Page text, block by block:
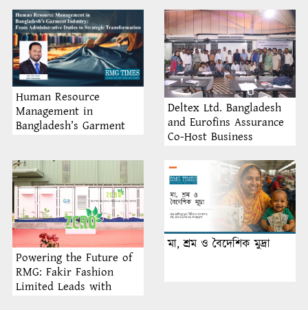
Human Resource
Management in
Bangladesh’s Garment
Strategic Transformation
Deltex Ltd. Bangladesh
and Eurofins Assurance
Co-Host Business
Powering the Future of
RMG: Fakir Fashion
Limited Leads with
মা, শ্রম ও বৈদেশিক মুদ্রা